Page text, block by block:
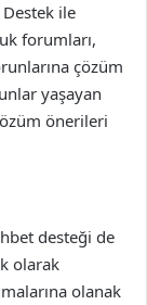
ile
forumları,
çözüm
yaşayan
önerileri
desteği de
olarak
olanak